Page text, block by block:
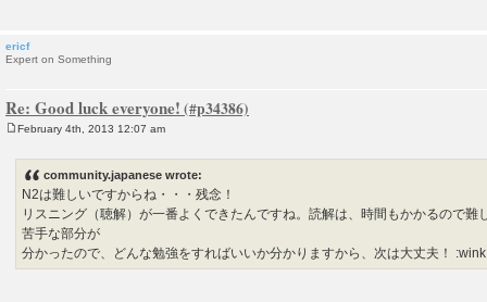
ericf
Expert on Something
Re: Good luck everyone!
February 4th, 2013 12:07 am
community.japanese wrote:
N2は難しいですからね・・・残念！
リスニング（聴解）が一番よくできたんですね。読解は、時間もかかるので難
苦手な部分が
分かったので、どんな勉強をすればいいか分かりますから、次は大丈夫！